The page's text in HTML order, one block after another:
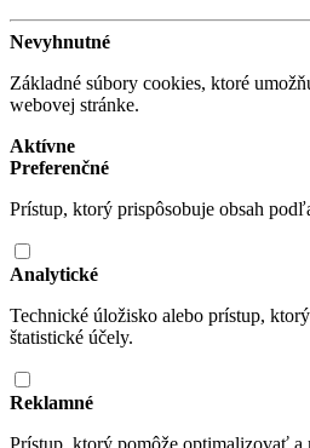
Nevyhnutné
Základné súbory cookies, ktoré
webovej stránke.
Aktívne
Preferenčné
Prístup, ktorý prispôsobuje obsah
Analytické
Technické úložisko alebo prístup,
štatistické účely.
Reklamné
Prístup, ktorý pomôže optimalizovať